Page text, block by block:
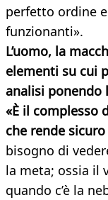
perfetto ordine
funzionanti».
L’uomo, la
elementi su cui
analisi ponendo
«È il complesso
che rende
bisogno di
la meta; ossia il
quando c’è la